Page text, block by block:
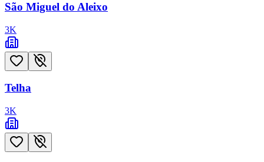
São Miguel do Aleixo
3K
Telha
3K